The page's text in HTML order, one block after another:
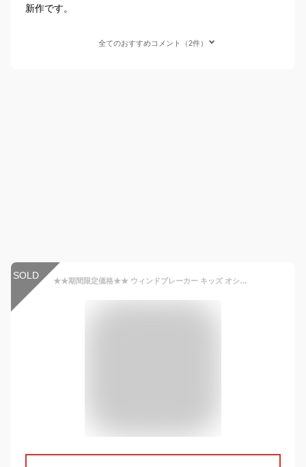
新作です。
全てのおすすめコメント（2件）
SOLD ★★期間限定価格★★ ウィンドブレーカー キッズ オシャレ 男の子 女の子 撥水 はっ水 防風晴雨兼用 レインコート 遠足 通学小学校 修学旅行 110 120 130 140 150 160cm